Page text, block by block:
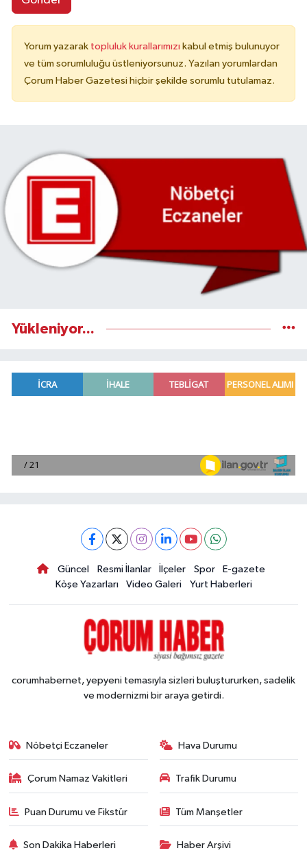
Yorum yazarak topluluk kurallarımızı kabul etmiş bulunuyor
ve tüm sorumluluğu üstleniyorsunuz. Yazılan yorumlardan
Çorum Haber Gazetesi hiçbir şekilde sorumlu tutulamaz.
Yükleniyor...
Güncel Resmi İlanlar İlçeler Spor
E-gazete
Köşe Yazarları
Video Galeri Yurt Haberleri
corumhabernet, yepyeni temasıyla sizleri buluştururken, sadelik
ve modernizmi bir araya getirdi.
Nöbetçi Eczaneler Hava Durumu
Çorum Namaz Vakitleri Trafik Durumu
Puan Durumu ve Fikstür Tüm Manşetler
Son Dakika Haberleri Haber Arşivi